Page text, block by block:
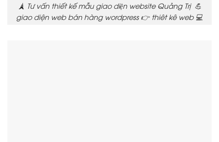
🗼 Tư vấn thiết kế mẫu giao diện website Quảng Trị 💪
giao diện web bán hàng wordpress 👉 thiêt kê web 💻